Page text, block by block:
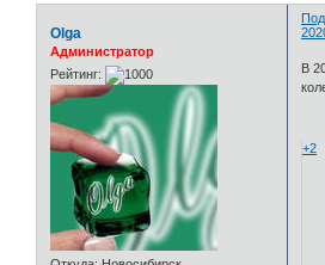
Olga
Администратор
Рейтинг:
В
+2